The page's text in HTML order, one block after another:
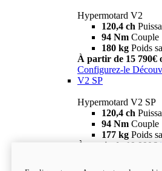
Hypermotard V2
120,4 ch
94 Nm Couple
180 kg Poids
À partir de 15 790€
Configurez-le
V2 SP
Hypermotard V2 SP
120,4 ch
94 Nm Couple
177 kg Poids
À partir de 19 990€ i
new
V2 SP 100